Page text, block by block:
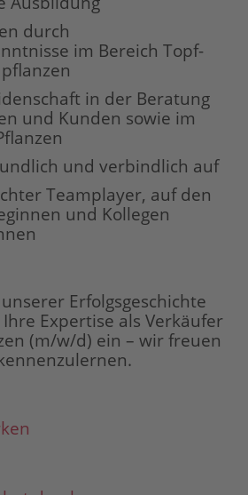
durch
im Bereich Topf-
in der Beratung
und Kunden sowie im
und verbindlich auf
Teamplayer, auf den
und Kollegen
Erfolgsgeschichte
Expertise als Verkäufer
(m/w/d) ein – wir freuen